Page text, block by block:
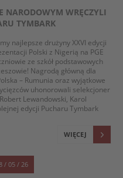
NARODOWYM WRĘCZYLI
TYMBARK
najlepsze drużyny XXVI edycji
Polski z Nigerią na PGE
ze szkół podstawowych
Nagrodą główną dla
– Rumunia oraz wyjątkowe
uhonorowali selekcjoner
Lewandowski, Karol
edycji Pucharu Tymbark
WIĘCEJ
/ 05 / 26